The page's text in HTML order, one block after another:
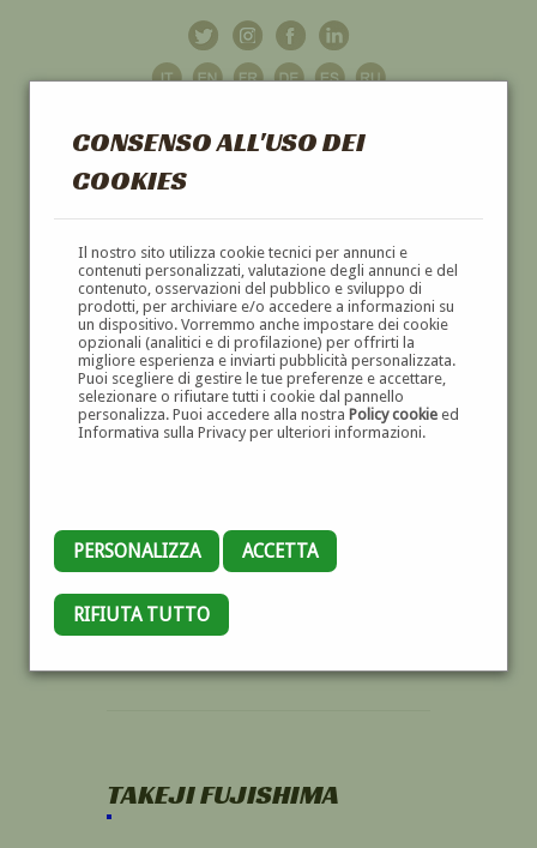
CONSENSO ALL'USO DEI
COOKIES
Il nostro sito utilizza cookie tecnici per annunci e
contenuti personalizzati, valutazione degli annunci e del
contenuto, osservazioni del pubblico e sviluppo di
prodotti, per archiviare e/o accedere a informazioni su
un dispositivo. Vorremmo anche impostare dei cookie
opzionali (analitici e di profilazione) per offrirti la
migliore esperienza e inviarti pubblicità personalizzata.
Puoi scegliere di gestire le tue preferenze e accettare,
selezionare o rifiutare tutti i cookie dal pannello
personalizza. Puoi accedere alla nostra Policy cookieed
Informativa sulla Privacy per ulteriori informazioni.
PERSONALIZZA ACCETTA
RIFIUTA TUTTO
GALLERIAD'ARTE
DIPINTI E SCULTURE '800 E '900
TAKEJI FUJISHIMA